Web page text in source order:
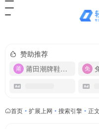
赞助推荐
莆田潮牌鞋服-货源
首页 • 扩展上网 • 搜索引擎 • 正文